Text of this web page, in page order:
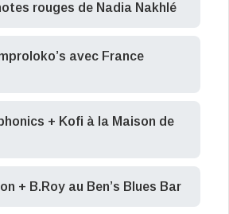
rouges de Nadia Nakhlé
avec France
+ Kofi à la Maison de
+ B.Roy au Ben’s Blues Bar